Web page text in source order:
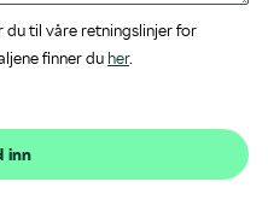
du til våre retningslinjer for
finner du her.
inn